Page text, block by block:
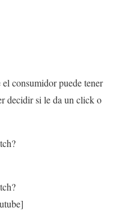
consumidor puede tener
decidir si le da un click o